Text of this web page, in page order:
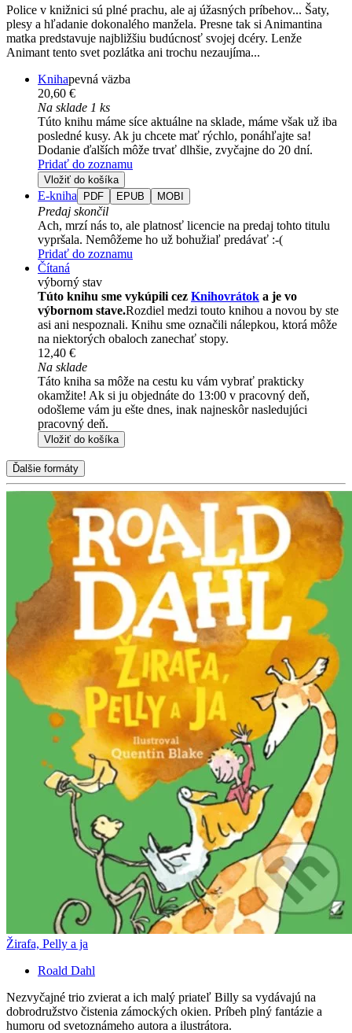
Police v knižnici sú plné prachu, ale aj úžasných príbehov... Šaty,
plesy a hľadanie dokonalého manžela. Presne tak si Animantina
matka predstavuje najbližšiu budúcnosť svojej dcéry. Lenže
Animant tento svet pozlátka ani trochu nezaujíma...
Knihapevná väzba
20,60 €
Na sklade 1 ks
Túto knihu máme síce aktuálne na sklade, máme však už iba
posledné kusy. Ak ju chcete mať rýchlo, ponáhľajte sa!
Dodanie ďalších môže trvať dlhšie, zvyčajne do 20 dní.
Pridať do zoznamu
Vložiť do košíka
E-kniha PDF EPUB MOBI
Predaj skončil
Ach, mrzí nás to, ale platnosť licencie na predaj tohto titulu
vypršala. Nemôžeme ho už bohužiaľ predávať :-(
Pridať do zoznamu
Čítaná
výborný stav
Túto knihu sme vykúpili cez Knihovrátok a je vo
výbornom stave.Rozdiel medzi touto knihou a novou by ste
asi ani nespoznali. Knihu sme označili nálepkou, ktorá môže
na niektorých obaloch zanechať stopy.
12,40 €
Na sklade
Táto kniha sa môže na cestu ku vám vybrať prakticky
okamžite! Ak si ju objednáte do 13:00 v pracovný deň,
odošleme vám ju ešte dnes, inak najneskôr nasledujúci
pracovný deň.
Vložiť do košíka
Ďalšie formáty
Žirafa, Pelly a ja
Roald Dahl
Nezvyčajné trio zvierat a ich malý priateľ Billy sa vydávajú na
dobrodružstvo čistenia zámockých okien. Príbeh plný fantázie a
humoru od svetoznámeho autora a ilustrátora.